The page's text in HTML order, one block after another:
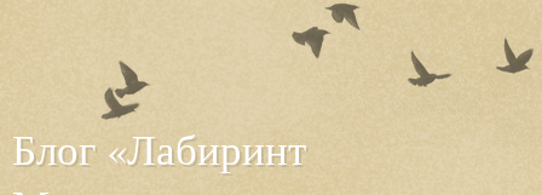
Блог «Лабиринт